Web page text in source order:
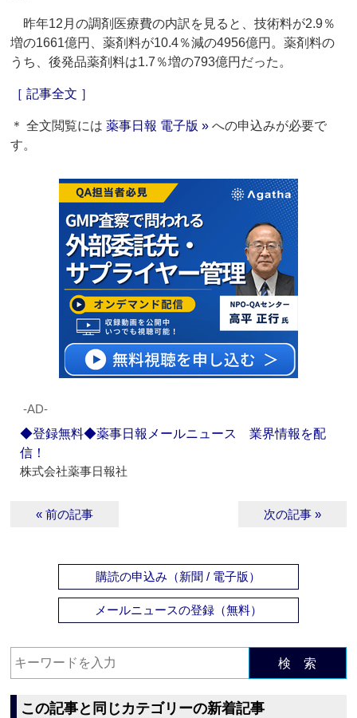
昨年12月の調剤医療費の内訳を見ると、技術料が2.9％
増の1661億円、薬剤料が10.4％減の4956億円。薬剤料の
うち、後発品薬剤料は1.7％増の793億円だった。
［ 記事全文 ］
＊ 全文閲覧には薬事日報 電子版 » への申込みが必要で
す。
‐AD‐
◆登録無料◆薬事日報メールニュース 業界情報を配
信！
株式会社薬事日報社
« 前の記事 次の記事 »
購読の申込み（新聞 / 電子版）
メールニュースの登録（無料）
検 索
この記事と同じカテゴリーの新着記事